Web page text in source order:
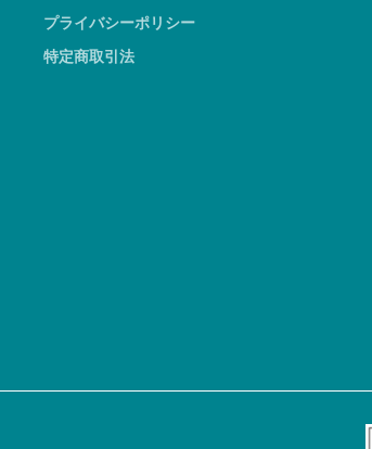
プライバシーポリシー
特定商取引法